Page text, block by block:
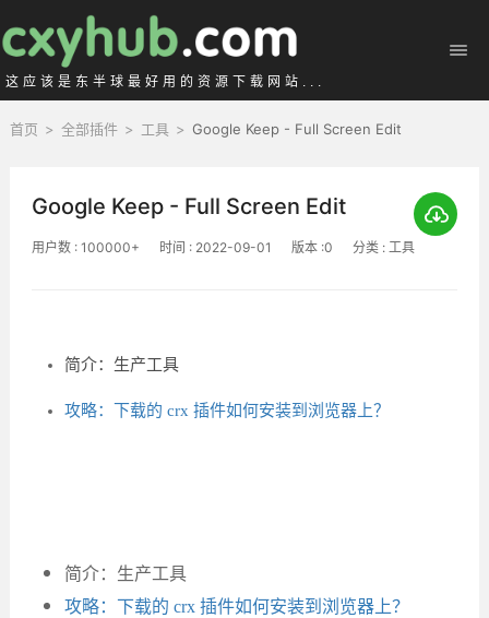
这应该是东半球最好用的资源下载网站...
首页 > 全部插件 > 工具 > Google Keep - Full Screen Edit
Google Keep - Full Screen Edit
用户数 : 100000+ 时间 : 2022-09-01 版本 :0 分类 : 工具
简介：生产工具
攻略：下载的 crx 插件如何安装到浏览器上？
简介：生产工具
攻略：下载的 crx 插件如何安装到浏览器上？